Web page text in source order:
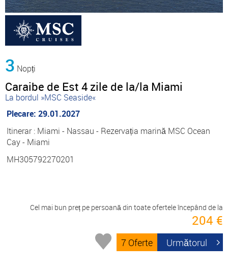
3 Nopți
Caraibe de Est 4 zile de la/la Miami
La bordul »MSC Seaside«
Plecare: 29.01.2027
Itinerar : Miami - Nassau - Rezervația marină MSC Ocean
Cay - Miami
MH305792270201
Cel mai bun preț pe persoană din toate ofertele începând de la
204 €
7 Oferte Următorul